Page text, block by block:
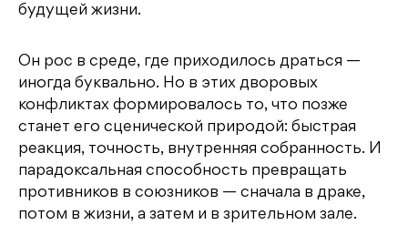
будущей жизни.
Он рос в среде, где приходилось драться —
иногда буквально. Но в этих дворовых
конфликтах формировалось то, что позже
станет его сценической природой: быстрая
реакция, точность, внутренняя собранность. И
парадоксальная способность превращать
противников в союзников — сначала в драке,
потом в жизни, а затем и в зрительном зале.